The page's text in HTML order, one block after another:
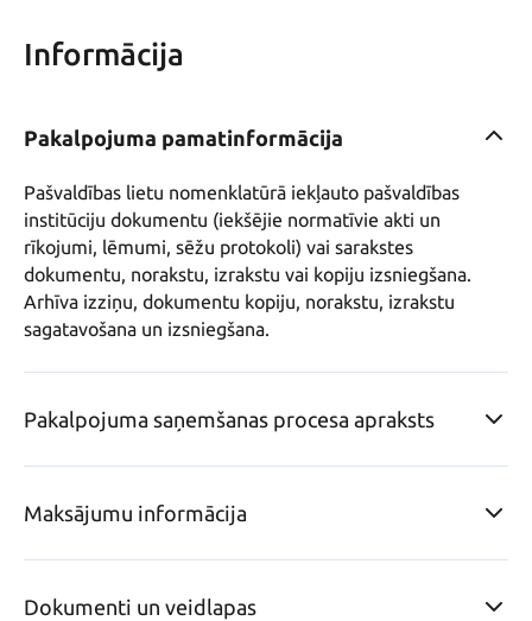
Informācija
Pakalpojuma pamatinformācija
Pašvaldības lietu nomenklatūrā iekļauto pašvaldības
institūciju dokumentu (iekšējie normatīvie akti un
rīkojumi, lēmumi, sēžu protokoli) vai sarakstes
dokumentu, norakstu, izrakstu vai kopiju izsniegšana.
Arhīva izziņu, dokumentu kopiju, norakstu, izrakstu
sagatavošana un izsniegšana.
Pakalpojuma saņemšanas procesa apraksts
Maksājumu informācija
Dokumenti un veidlapas